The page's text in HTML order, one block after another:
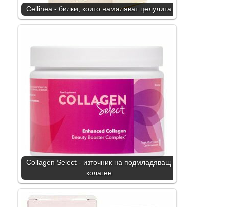
Cellinea - билки, които намаляват целулита
Collagen Select - източник на подмладяващ
колаген